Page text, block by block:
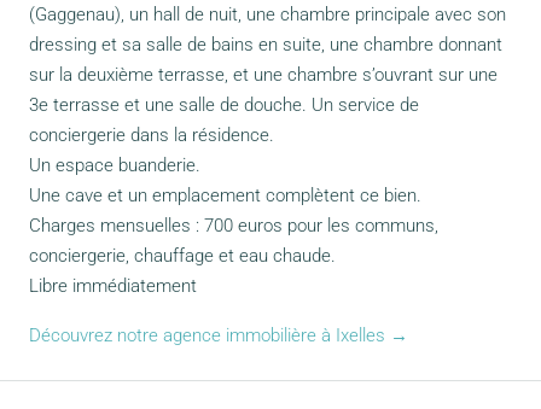
(Gaggenau), un hall de nuit, une chambre principale avec son
dressing et sa salle de bains en suite, une chambre donnant
sur la deuxième terrasse, et une chambre s’ouvrant sur une
3e terrasse et une salle de douche. Un service de
conciergerie dans la résidence.
Un espace buanderie.
Une cave et un emplacement complètent ce bien.
Charges mensuelles : 700 euros pour les communs,
conciergerie, chauffage et eau chaude.
Libre immédiatement
Découvrez notre agence immobilière à Ixelles →